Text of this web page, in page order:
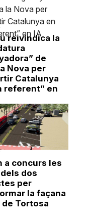
reivindica la
de
Nova per
Catalunya
referent” en
a concurs les
dos
per
la façana
Tortosa